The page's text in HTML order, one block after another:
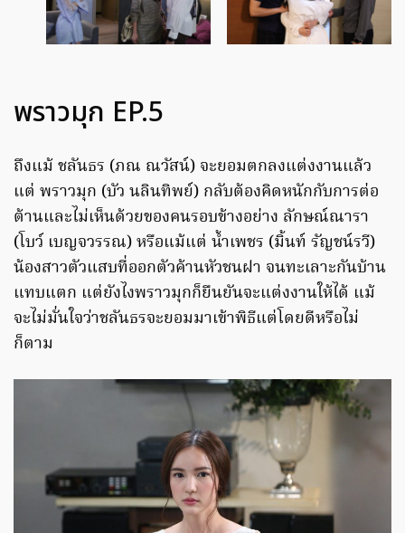
พราวมุก EP.5
ถึงแม้ ชลันธร (ภณ ณวัสน์) จะยอมตกลงแต่งงานแล้ว
แต่ พราวมุก (บัว นลินทิพย์) กลับต้องคิดหนักกับการต่อ
ต้านและไม่เห็นด้วยของคนรอบข้างอย่าง ลักษณ์ณารา
(โบว์ เบญจวรรณ) หรือแม้แต่ น้ำเพชร (มิ้นท์ รัญชน์รวี)
น้องสาวตัวแสบที่ออกตัวค้านหัวชนฝา จนทะเลาะกันบ้าน
แทบแตก แต่ยังไงพราวมุกก็ยืนยันจะแต่งงานให้ได้ แม้
จะไม่มั่นใจว่าชลันธรจะยอมมาเข้าพิธีแต่โดยดีหรือไม่
ก็ตาม